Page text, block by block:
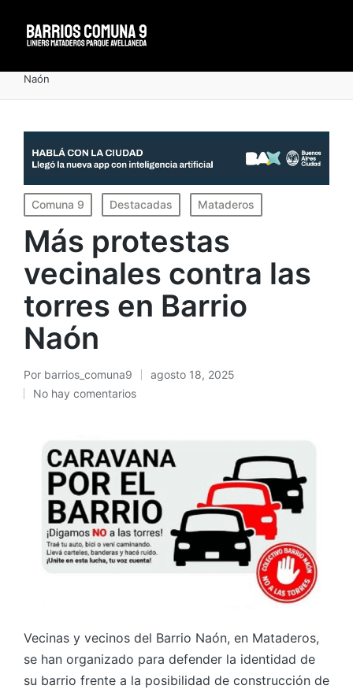
Naón
Publicado
en
Comuna 9 Destacadas Mataderos
Más protestas
vecinales contra las
torres en Barrio
Naón
Publicado
por
Por barrios_comuna9
agosto 18, 2025
No hay comentarios
Vecinas y vecinos del Barrio Naón, en Mataderos,
se han organizado para defender la identidad de
su barrio frente a la posibilidad de construcción de